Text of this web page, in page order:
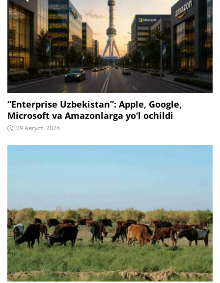
“Enterprise Uzbekistan”: Apple, Google,
Microsoft va Amazonlarga yo‘l ochildi
09 Август, 2026